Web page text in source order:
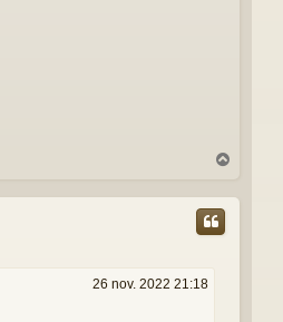
u
26 nov. 2022 21:18